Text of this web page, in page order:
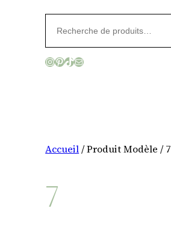
Instagram
Pinterest
TikTok
E-mail
Accueil/ Produit Modèle / 7
7